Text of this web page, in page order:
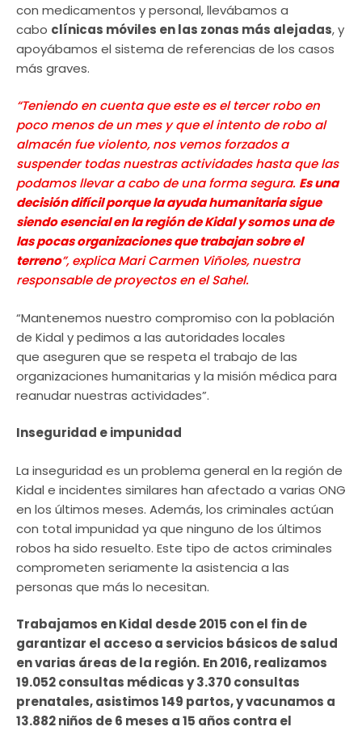
con medicamentos y personal, llevábamos a
cabo clínicas móviles en las zonas más alejadas, y
apoyábamos el sistema de referencias de los casos
más graves.
“Teniendo en cuenta que este es el tercer robo en
poco menos de un mes y que el intento de robo al
almacén fue violento, nos vemos forzados a
suspender todas nuestras actividades hasta que las
podamos llevar a cabo de una forma segura. Es una
decisión difícil porque la ayuda humanitaria sigue
siendo esencial en la región de Kidal y somos una de
las pocas organizaciones que trabajan sobre el
terreno”, explica Mari Carmen Viñoles, nuestra
responsable de proyectos en el Sahel.
“Mantenemos nuestro compromiso con la población
de Kidal y pedimos a las autoridades locales
que aseguren que se respeta el trabajo de las
organizaciones humanitarias y la misión médica para
reanudar nuestras actividades”.
Inseguridad e impunidad
La inseguridad es un problema general en la región de
Kidal e incidentes similares han afectado a varias ONG
en los últimos meses. Además, los criminales actúan
con total impunidad ya que ninguno de los últimos
robos ha sido resuelto. Este tipo de actos criminales
comprometen seriamente la asistencia a las
personas que más lo necesitan.
Trabajamos en Kidal desde 2015 con el fin de
garantizar el acceso a servicios básicos de salud
en varias áreas de la región. En 2016, realizamos
19.052 consultas médicas y 3.370 consultas
prenatales, asistimos 149 partos, y vacunamos a
13.882 niños de 6 meses a 15 años contra el